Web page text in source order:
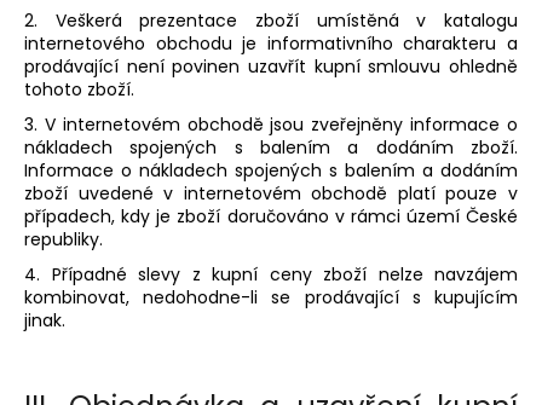
2. Veškerá prezentace zboží umístěná v katalogu
internetového obchodu je informativního charakteru a
prodávající není povinen uzavřít kupní smlouvu ohledně
tohoto zboží.
3. V internetovém obchodě jsou zveřejněny informace o
nákladech spojených s balením a dodáním zboží.
Informace o nákladech spojených s balením a dodáním
zboží uvedené v internetovém obchodě platí pouze v
případech, kdy je zboží doručováno v rámci území České
republiky.
4. Případné slevy z kupní ceny zboží nelze navzájem
kombinovat, nedohodne-li se prodávající s kupujícím
jinak.
AMINO
ELECTROLYTE
13
790
Kč